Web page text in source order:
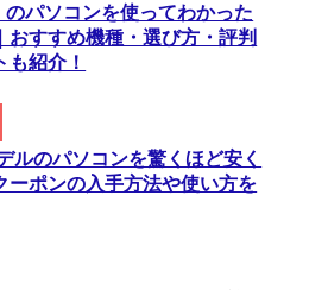
のパソコンを使ってわかった
おすすめ機種・選び方・評判
も紹介！
ルのパソコンを驚くほど安く
ーポンの入手方法や使い方を